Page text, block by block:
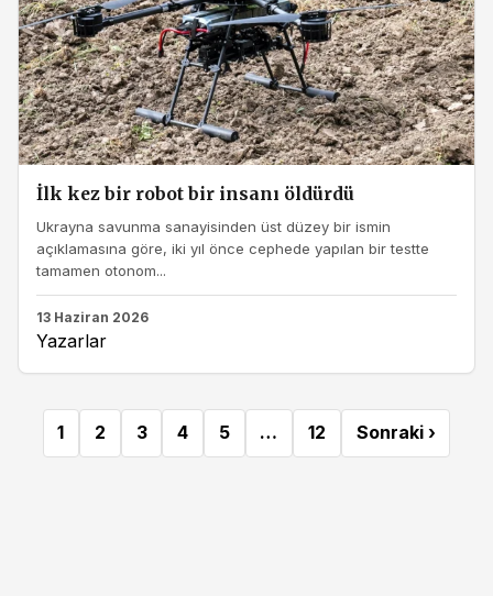
İlk kez bir robot bir insanı öldürdü
Ukrayna savunma sanayisinden üst düzey bir ismin
açıklamasına göre, iki yıl önce cephede yapılan bir testte
tamamen otonom...
13 Haziran 2026
Yazarlar
1 2 3 4 5 … 12 Sonraki ›